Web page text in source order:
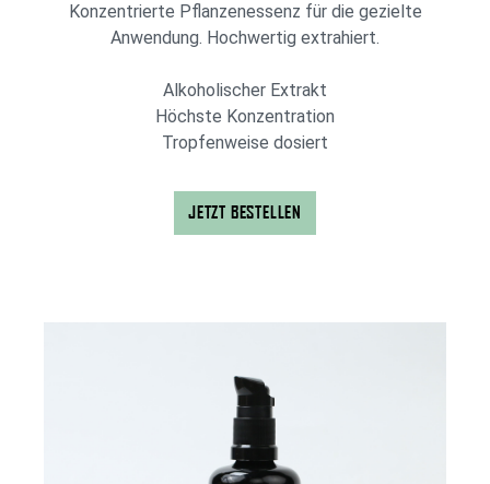
Konzentrierte Pflanzenessenz für die gezielte
Anwendung. Hochwertig extrahiert.
Alkoholischer Extrakt
Höchste Konzentration
Tropfenweise dosiert
JETZT BESTELLEN